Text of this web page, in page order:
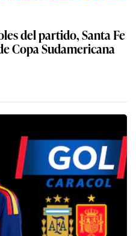
del partido, Santa Fe
Copa Sudamericana